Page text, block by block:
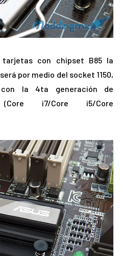
con chipset B85 la
por medio del socket 1150,
la 4ta generación de
i7/Core i5/Core